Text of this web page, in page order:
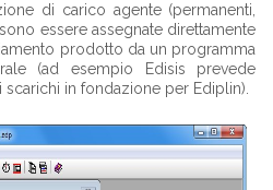
di carico agente (permanenti,
essere assegnate direttamente
prodotto da un programma
(ad esempio Edisis prevede
in fondazione per Ediplin).